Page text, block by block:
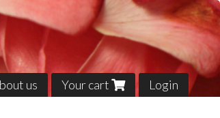
us Your cart Login